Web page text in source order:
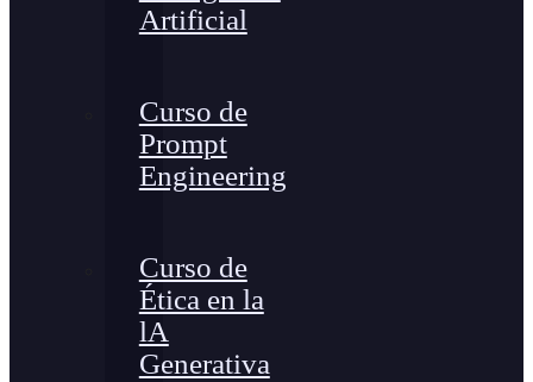
Artificial
Curso de
Prompt
Engineering
Curso de
Ética en la
lA
Generativa